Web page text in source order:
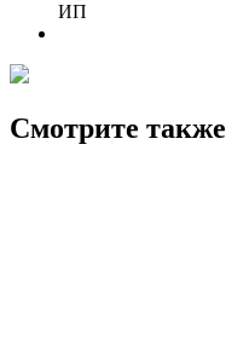
ИП
Смотрите также